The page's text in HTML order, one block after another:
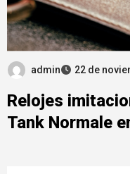
admin 22 de
Relojes
Tank Normale